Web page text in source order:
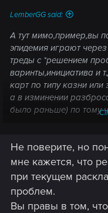
LemberGG said:
А тут мимо,пример,вы
эпидемия играют
треды с *решением
варинты,инициатива и
карт по типу казни
а в изминении
было раньше) по тому
подровняли под масс
Не поверите, но
мне кажется, что
при текущем
проблем.
Вы правы в том,